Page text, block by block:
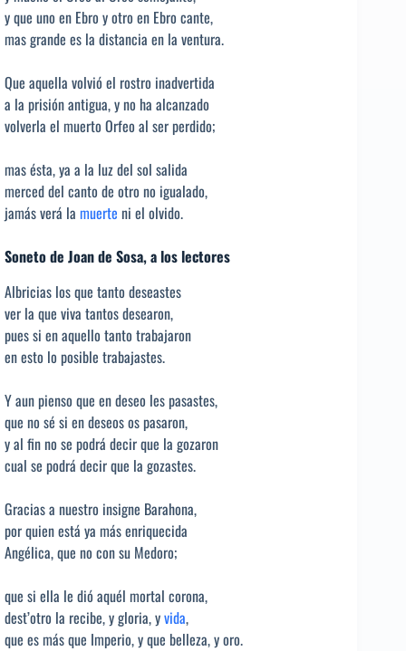
y que uno en Ebro y otro en Ebro cante,
mas grande es la distancia en la ventura.
Que aquella volvió el rostro inadvertida
a la prisión antigua, y no ha alcanzado
volverla el muerto Orfeo al ser perdido;
mas ésta, ya a la luz del sol salida
merced del canto de otro no igualado,
jamás verá la muerte ni el olvido.
Soneto de Joan de Sosa, a los lectores
Albricias los que tanto deseastes
ver la que viva tantos desearon,
pues si en aquello tanto trabajaron
en esto lo posible trabajastes.
Y aun pienso que en deseo les pasastes,
que no sé si en deseos os pasaron,
y al fin no se podrá decir que la gozaron
cual se podrá decir que la gozastes.
Gracias a nuestro insigne Barahona,
por quien está ya más enriquecida
Angélica, que no con su Medoro;
que si ella le dió aquél mortal corona,
dest’otro la recibe, y gloria, yvida,
que es más que Imperio, y que belleza, y oro.